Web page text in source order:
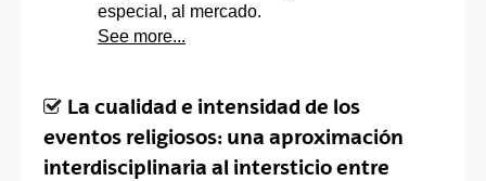
especial, al mercado.
See more...
La cualidad e intensidad de los
eventos religiosos: una aproximación
interdisciplinaria al intersticio entre